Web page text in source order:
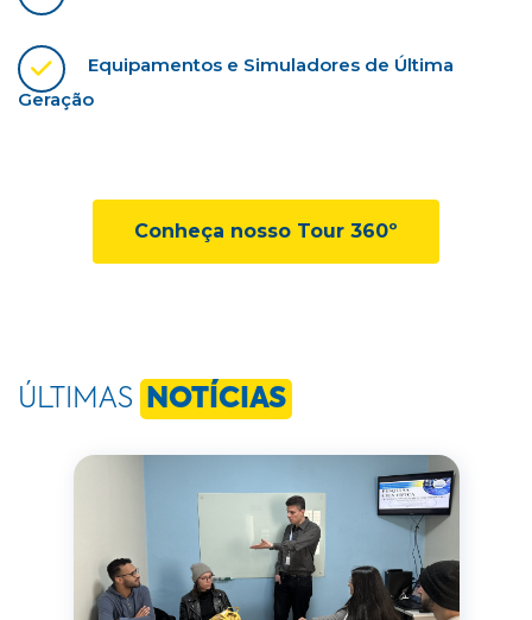
Equipamentos e Simuladores de Última
Geração
Conheça nosso Tour 360º
ÚLTIMAS NOTÍCIAS